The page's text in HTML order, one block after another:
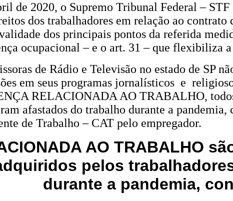
de 2020, o Supremo Tribunal Federal –
dos trabalhadores em relação ao
dos principais pontos da referida
ocupacional – e o art. 31 – que flexibiliza
de Rádio e Televisão no estado de SP
em seus programas jornalísticos e
RELACIONADA AO TRABALHO,
afastados do trabalho durante a
de Trabalho – CAT pelo empregador.
AO TRABALHO
pelos
durante a pandemia,